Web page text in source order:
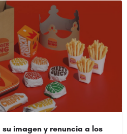
su imagen y renuncia a los